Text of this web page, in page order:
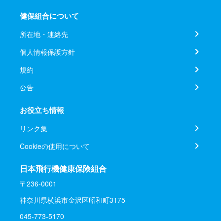
健保組合について
所在地・連絡先
個人情報保護方針
規約
公告
お役立ち情報
リンク集
Cookieの使用について
日本飛行機健康保険組合
〒236-0001
神奈川県横浜市金沢区昭和町3175
045-773-5170